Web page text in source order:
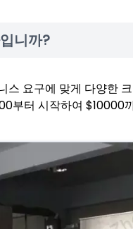
니까?
요구에 맞게 다양한
부터 시작하여 $10000